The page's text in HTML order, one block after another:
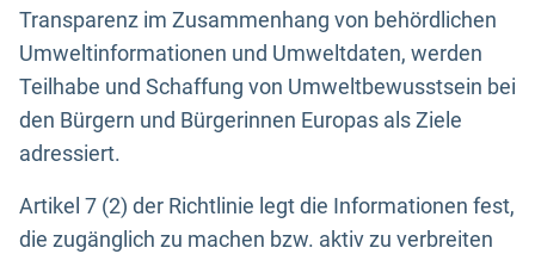
Transparenz im Zusammenhang von behördlichen
Umweltinformationen und Umweltdaten, werden
Teilhabe und Schaffung von Umweltbewusstsein bei
den Bürgern und Bürgerinnen Europas als Ziele
adressiert.
Artikel 7 (2) der Richtlinie legt die Informationen fest,
die zugänglich zu machen bzw. aktiv zu verbreiten